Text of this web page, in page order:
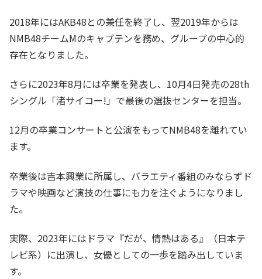
2018年にはAKB48との兼任を終了し、翌2019年からは
NMB48チームMのキャプテンを務め、グループの中心的
存在となりました。
さらに2023年8月には卒業を発表し、10月4日発売の28th
シングル「渚サイコー!」で最後の選抜センターを担当。
12月の卒業コンサートと公演をもってNMB48を離れてい
ます。
卒業後は吉本興業に所属し、バラエティ番組のみならずド
ラマや映画など演技の仕事にも力を注ぐようになりまし
た。
実際、2023年にはドラマ『だが、情熱はある』（日本テ
レビ系）に出演し、女優としての一歩を踏み出していま
す。